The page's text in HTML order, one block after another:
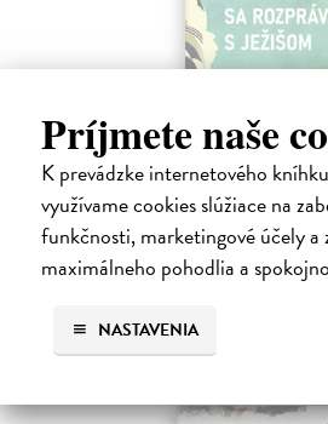
Príjmete naše
K prevádzke internetového
využívame cookies slúžiace na
funkčnosti, marketingové účely a
maximálneho pohodlia a
NASTAVENIA
Neusner Jacob| Kniha
Autor knihy sa v duchu stáva v Galilei
vrchu. Ako pravoverný rabín sa usiluje
učiteľa a porovnáva jeho učenie s tým, čo
Na sklade
12,60 €
14,00 € ?